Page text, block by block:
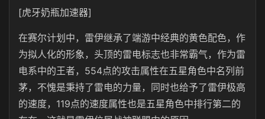
[虎牙奶瓶加速器]
在赛尔计划中，雷伊继承了端游中经典的黄色配色，作
为拟人化的形象，头顶的雷电标志也非常霸气，作为雷
电系中的王者，554点的攻击属性在五星角色中名列前
茅，不愧是秉持了雷电的力量，同时也给予了雷伊极高
的速度，119点的速度属性也是五星角色中排行第二的